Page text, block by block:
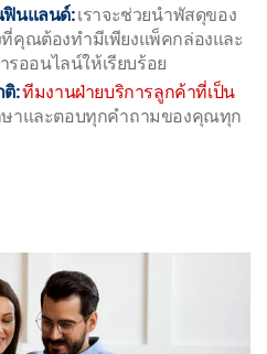
ฟินแลนด์:เราจะช่วยนำพัสดุของ
คุณต้องทำมีเพียงแพ็คกล่องและ
รออนไลน์ให้เรียบร้อย
ติ:ทีมงานฝ่ายบริการลูกค้าที่เป็น
ษาและตอบทุกคำถามของคุณทุก